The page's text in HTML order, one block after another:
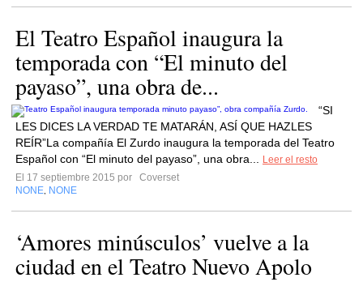
El Teatro Español inaugura la
temporada con “El minuto del
payaso”, una obra de...
“SI
LES DICES LA VERDAD TE MATARÁN, ASÍ QUE HAZLES
REÍR”La compañía El Zurdo inaugura la temporada del Teatro
Español con “El minuto del payaso”, una obra...
Leer el resto
El 17 septiembre 2015 por
Coverset
NONE NONE
‘Amores minúsculos’ vuelve a la
ciudad en el Teatro Nuevo Apolo